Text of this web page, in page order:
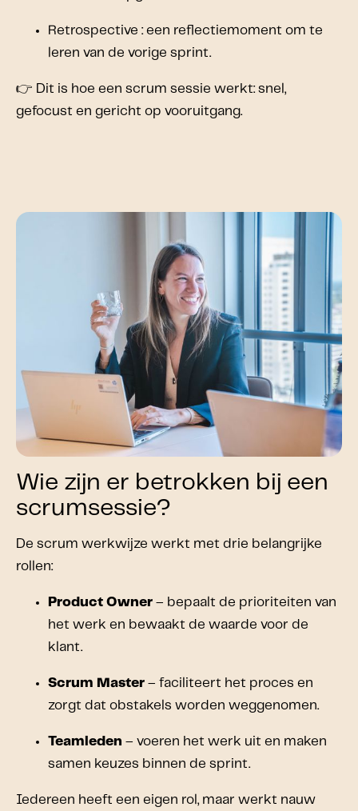
Retrospective : een reflectiemoment om te
leren van de vorige sprint.
👉 Dit is hoe een scrum sessie werkt: snel,
gefocust en gericht op vooruitgang.
Wie zijn er betrokken bij een
scrumsessie?
De scrum werkwijze werkt met drie belangrijke
rollen:
Product Owner – bepaalt de prioriteiten van
het werk en bewaakt de waarde voor de
klant.
Scrum Master – faciliteert het proces en
zorgt dat obstakels worden weggenomen.
Teamleden – voeren het werk uit en maken
samen keuzes binnen de sprint.
Iedereen heeft een eigen rol, maar werkt nauw